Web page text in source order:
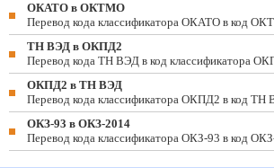
ОКАТО в ОКТМО
Перевод кода классификатора ОКАТО в код
ТН ВЭД в ОКПД2
Перевод кода ТН ВЭД в код классификатора
ОКПД2 в ТН ВЭД
Перевод кода классификатора ОКПД2 в код ТН
ОКЗ-93 в ОКЗ-2014
Перевод кода классификатора ОКЗ-93 в код